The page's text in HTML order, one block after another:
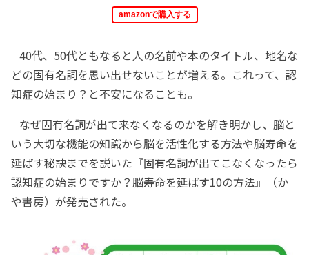
amazonで購入する
40代、50代ともなると人の名前や本のタイトル、地名な
どの固有名詞を思い出せないことが増える。これって、認
知症の始まり？と不安になることも。
なぜ固有名詞が出て来なくなるのかを解き明かし、脳と
いう大切な機能の知識から脳を活性化する方法や脳寿命を
延ばす秘訣までを説いた『固有名詞が出てこなくなったら
認知症の始まりですか？脳寿命を延ばす10の方法』（か
や書房）が発売された。